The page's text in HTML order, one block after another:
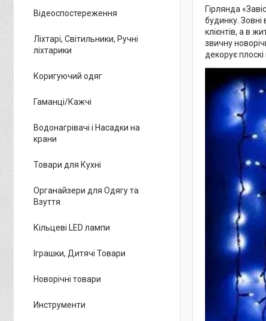
Гірлянда
будинку.
клієнтів, а в
звичну
декорує
Відеоспостереження
Ліхтарі, Світильники, Ручні
ліхтарики
Коригуючий одяг
Гаманці/Кажчі
Водонагрівачі і Насадки на
крани
Товари для Кухні
Органайзери для Одягу та
Взуття
Кільцеві LED лампи
Іграшки, Дитячі Товари
Новорічні товари
Инструменти